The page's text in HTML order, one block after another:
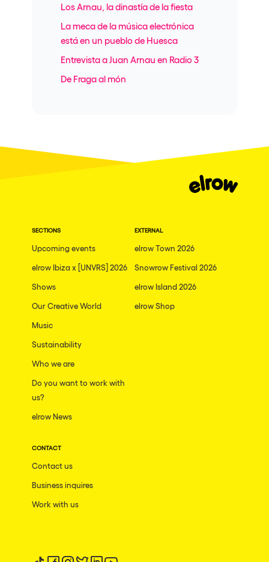
Los Arnau, la dinastía de la fiesta
La meca de la música electrónica
está en un pueblo de Huesca
Entrevista a Juan Arnau en Radio 3
De Fraga al món
SECTIONS
Upcoming events
elrow Ibiza x [UNVRS] 2026
Shows
Our Creative World
Music
Sustainability
Who we are
Do you want to work with
us?
elrow News
EXTERNAL
elrow Town 2026
Snowrow Festival 2026
elrow Island 2026
elrow Shop
CONTACT
Contact us
Business inquires
Work with us